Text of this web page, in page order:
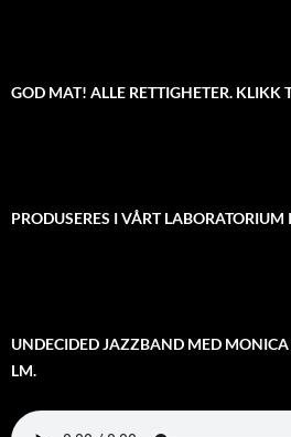
GOD MAT! ALLE RETTIGHETER. KLIKK
PRODUSERES I VÅRT LABORATORIUM
UNDECIDED JAZZBAND MED MONICA
LM.